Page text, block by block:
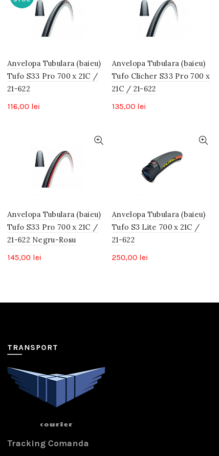
Anvelopa Tubulara (baieu)
Tufo S33 Pro 700 x 21C /
21-622
116,00 lei
Anvelopa Tubulara (baieu)
Tufo Clicher S33 Pro 700 x
21C / 21-622
135,00 lei
Anvelopa Tubulara (baieu)
Tufo S33 Pro 700 x 21C /
21-622 Negru-Rosu
145,00 lei
Anvelopa Tubulara (baieu)
Tufo S3 Lite 700 x 21C /
21-622
250,00 lei
TRANSPORT
Tracking Comanda